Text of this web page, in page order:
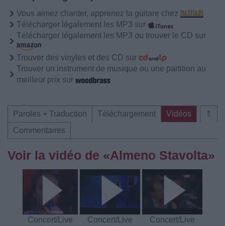
Vous aimez chanter, apprenez la guitare chez
Télécharger légalement les MP3 sur
Télécharger légalement les MP3 ou trouver le CD sur
Trouver des vinyles et des CD sur
Trouver un instrument de musique ou une partition au
meilleur prix sur
⇑
Paroles + Traduction Téléchargement
Vidéos
Commentaires
Voir la vidéo de «Almeno Stavolta»
Concert/Live Concert/Live Concert/Live